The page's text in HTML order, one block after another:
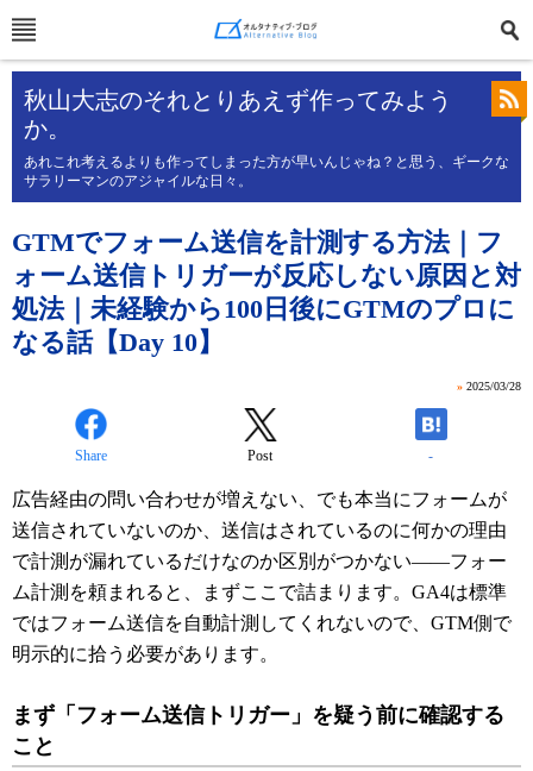
秋山大志のそれとりあえず作ってみよう
か。
あれこれ考えるよりも作ってしまった方が早いんじゃね？と思う、ギークな
サラリーマンのアジャイルな日々。
GTMでフォーム送信を計測する方法｜フ
ォーム送信トリガーが反応しない原因と対
処法｜未経験から100日後にGTMのプロに
なる話【Day 10】
» 2025/03/28
Share Post -
広告経由の問い合わせが増えない、でも本当にフォームが
送信されていないのか、送信はされているのに何かの理由
で計測が漏れているだけなのか区別がつかない――フォー
ム計測を頼まれると、まずここで詰まります。GA4は標準
ではフォーム送信を自動計測してくれないので、GTM側で
明示的に拾う必要があります。
まず「フォーム送信トリガー」を疑う前に確認する
こと